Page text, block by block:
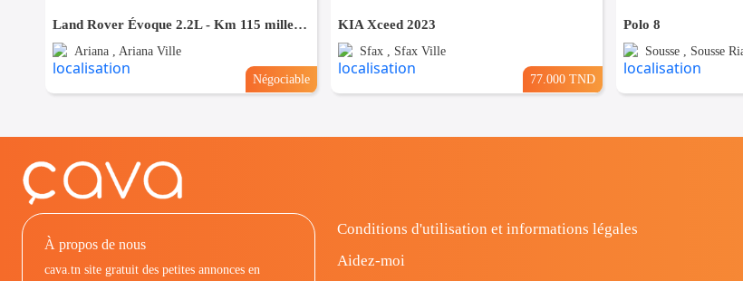
Land Rover Évoque 2.2L - Km 115 mille - Tel 98479647
Ariana , Ariana Ville
Négociable
KIA Xceed 2023
Sfax , Sfax Ville
77.000 TND
Polo 8
Sousse , Sousse
À propos de nous
cava.tn site gratuit des petites annonces en
Conditions d'utilisation et informations légales
Aidez-moi